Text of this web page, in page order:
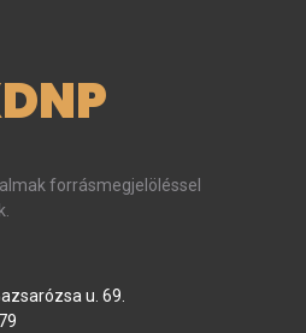
forrásmegjelöléssel
u. 69.